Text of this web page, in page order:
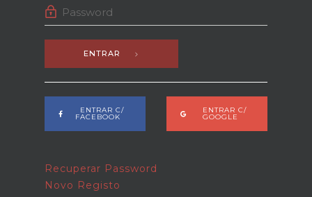
ENTRAR
ENTRAR C/
FACEBOOK
ENTRAR C/
GOOGLE
Recuperar Password
Novo Registo